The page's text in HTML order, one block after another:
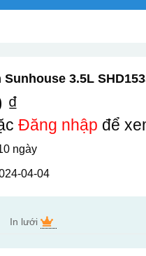
3.5L
₫
Đăng nhập để
ngày
04-04
In lưới